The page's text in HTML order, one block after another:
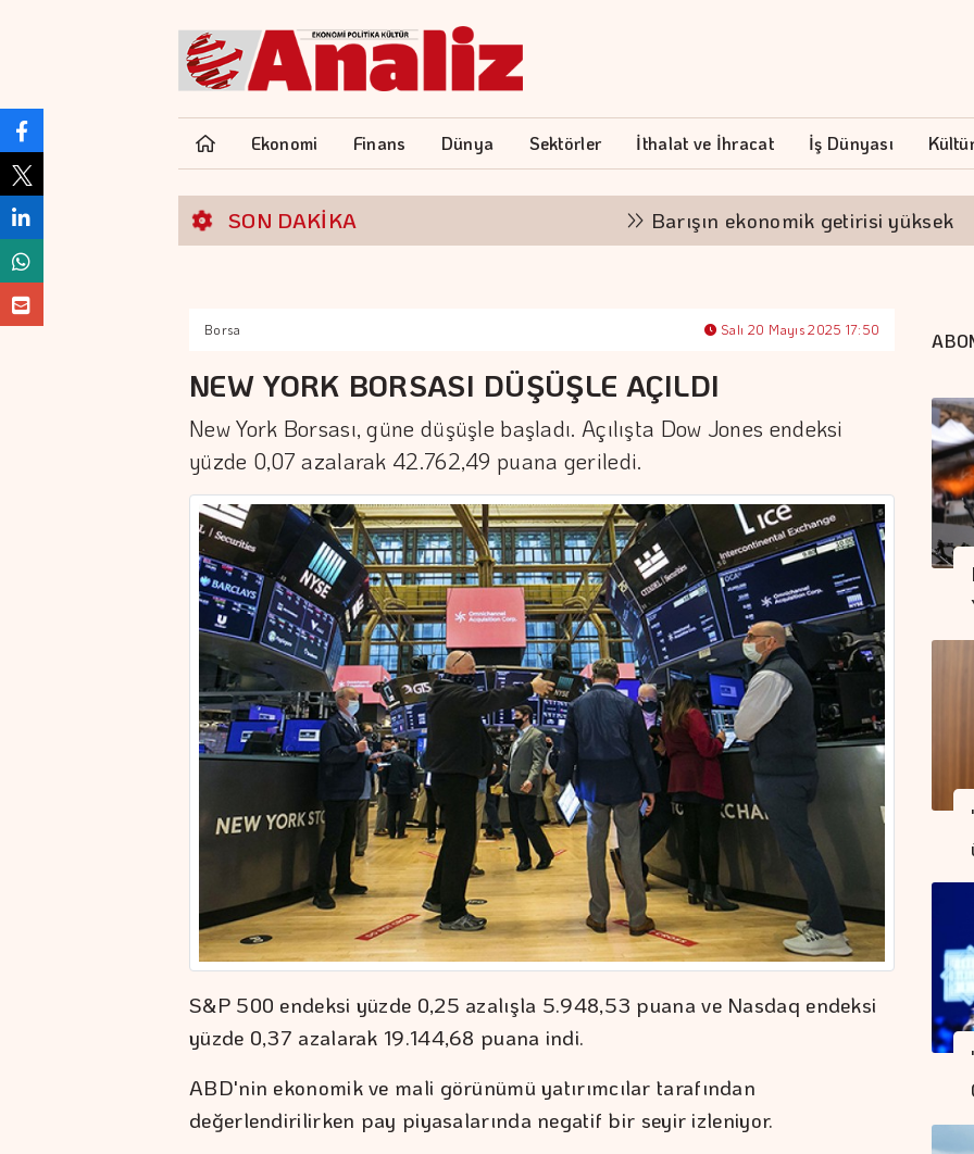
Ekonomi Finans Dünya Sektörler İthalat ve İhracat İş Dünyası
SON DAKİKA Barışın ekonomik getirisi yüksek
Borsa Salı 20 Mayıs 2025 17:50
NEW YORK BORSASI DÜŞÜŞLE AÇILDI
New York Borsası, güne düşüşle başladı. Açılışta Dow Jones endeksi
yüzde 0,07 azalarak 42.762,49 puana geriledi.
S&P 500 endeksi yüzde 0,25 azalışla 5.948,53 puana ve Nasdaq endeksi
yüzde 0,37 azalarak 19.144,68 puana indi.
ABD'nin ekonomik ve mali görünümü yatırımcılar tarafından
değerlendirilirken pay piyasalarında negatif bir seyir izleniyor.